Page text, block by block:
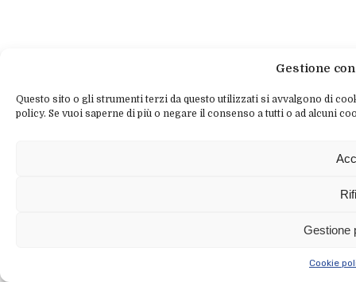
Gestione
Questo sito o gli strumenti terzi da questo utilizzati si avvalgono di
policy. Se vuoi saperne di più o negare il consenso a tutti o ad alcuni
Gestione
Cookie